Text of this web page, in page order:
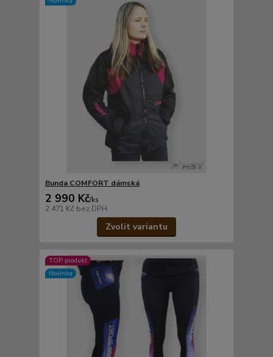
Bunda COMFORT dámská
2 990 Kč/ks
2 471 Kč bez DPH
Zvolit variantu
TOP produkt
Novinka